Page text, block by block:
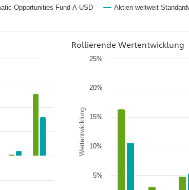
Opportunities Fund A-USD Aktien weltweit
Rollierende Wertentwicklung
Wertentwicklung
5%
10%
15%
20%
25%